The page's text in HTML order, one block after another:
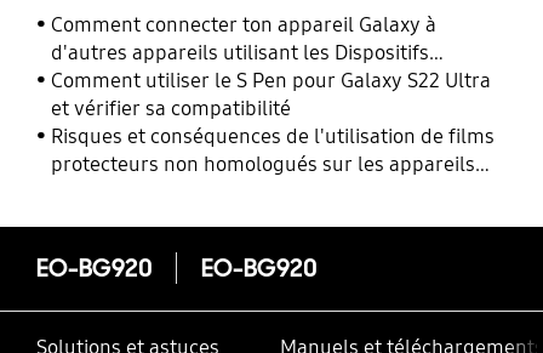
Comment connecter ton appareil Galaxy à
d'autres appareils utilisant les Dispositifs
Connectés ?
Comment utiliser le S Pen pour Galaxy S22 Ultra
et vérifier sa compatibilité
Risques et conséquences de l'utilisation de films
protecteurs non homologués sur les appareils
EO-BG920 EO-BG920
Solutions et astuces Manuels et téléchargements